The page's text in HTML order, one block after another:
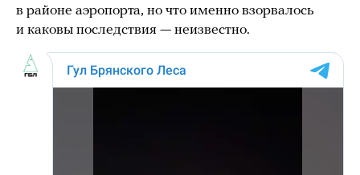
в районе аэропорта, но что именно взорвалось
и каковы последствия — неизвестно.